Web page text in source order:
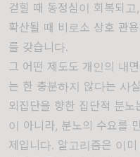
걷힐 때 동정심이 회복되
확산될 때 비로소 상호 관
를 갖습니다.
그 어떤 제도도 개인의 내
는 한 충분하지 않다는 사
외집단을 향한 집단적 분
이 아니라, 분노의 수요를
제입니다. 알고리즘은 이